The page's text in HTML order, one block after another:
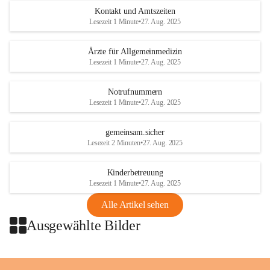
Tel. +43 1 404 40 - 327 15
Fax +43 1 404 40 - 390 27
omv.alarmdienst@kontraktor.at
Kontakt und Amtszeiten
Lesezeit 1 Minute•27. Aug. 2025
Ärzte für Allgemeinmedizin
Lesezeit 1 Minute•27. Aug. 2025
Notrufnummern
Lesezeit 1 Minute•27. Aug. 2025
gemeinsam.sicher
Lesezeit 2 Minuten•27. Aug. 2025
Kinderbetreuung
Lesezeit 1 Minute•27. Aug. 2025
Alle Artikel sehen
Ausgewählte Bilder
+2